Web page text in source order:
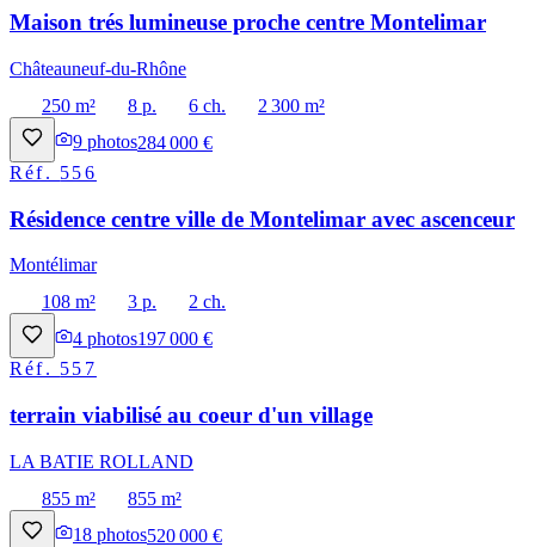
Maison trés lumineuse proche centre Montelimar
Châteauneuf-du-Rhône
250 m²
8 p. 6 ch.
2 300 m²
9 photos284 000 €
Réf. 556
Résidence centre ville de Montelimar avec ascenceur
Montélimar
108 m²
3 p.
2 ch.
4 photos197 000 €
Réf. 557
terrain viabilisé au coeur d'un village
LA BATIE ROLLAND
855 m²
855 m²
18 photos520 000 €